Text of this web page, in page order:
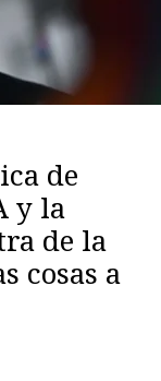
de
y la
de la
cosas a
a Irán